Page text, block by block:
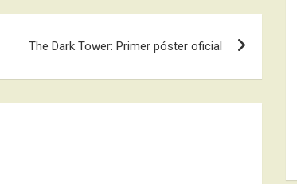
The Dark Tower: Primer póster oficial